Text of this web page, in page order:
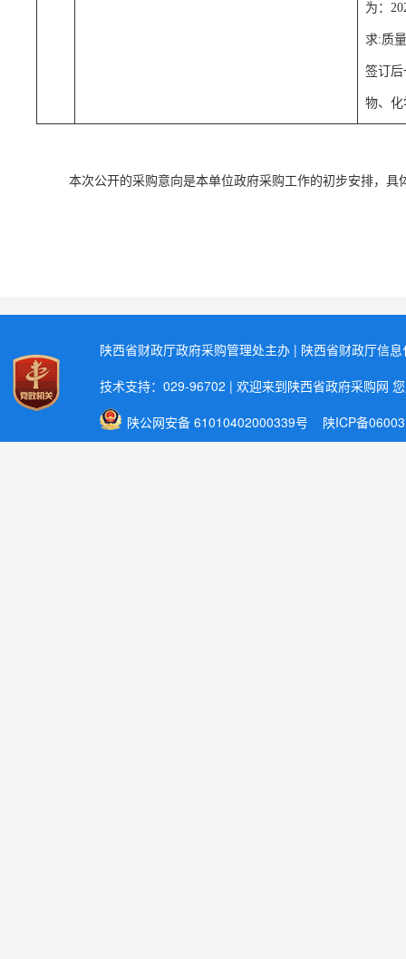
为：
求:质
签订
物、
本次公开的采购意向是本单位政府采购工作的初步安排， 具
陕西省财政厅政府采购管理处主办 | 陕西省财政厅信
技术支持：029-96702 | 欢迎来到陕西省政府采购网
陕公网安备 61010402000339号 陕ICP备